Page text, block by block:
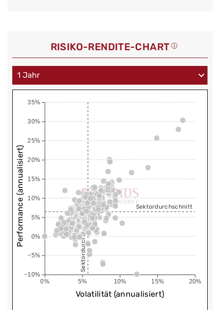
RISIKO-RENDITE-CHART
0% 5% 10% 15% 20%
−10%
−5%
0%
5%
10%
15%
20%
25%
30%
35%
Sektordurchschnitt
Sektordurchschnitt
Volatilität (annualisiert)
Performance (annualisiert)